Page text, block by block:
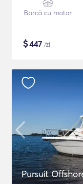
Barcă cu motor
$447 /zi
Pursuit